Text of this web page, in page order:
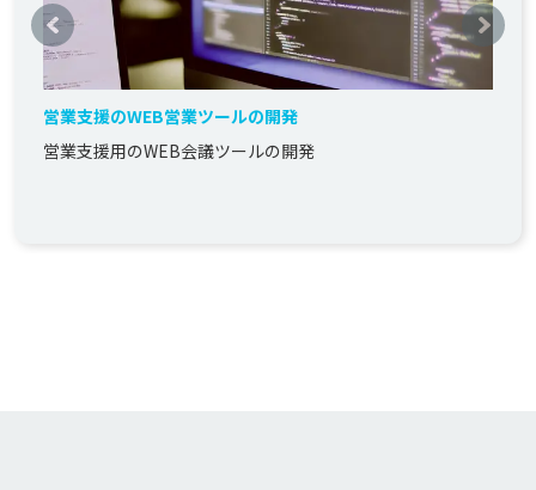
営業支援のWEB営業ツールの開発
営業支援用のWEB会議ツールの開発